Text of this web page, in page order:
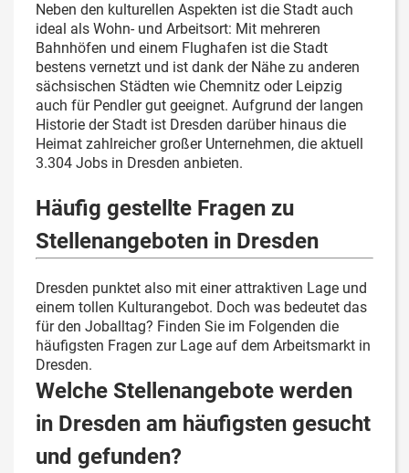
Neben den kulturellen Aspekten ist die Stadt auch
ideal als Wohn- und Arbeitsort: Mit mehreren
Bahnhöfen und einem Flughafen ist die Stadt
bestens vernetzt und ist dank der Nähe zu anderen
sächsischen Städten wie Chemnitz oder Leipzig
auch für Pendler gut geeignet. Aufgrund der langen
Historie der Stadt ist Dresden darüber hinaus die
Heimat zahlreicher großer Unternehmen, die aktuell
3.304 Jobs in Dresden anbieten.
Häufig gestellte Fragen zu
Stellenangeboten in Dresden
Dresden punktet also mit einer attraktiven Lage und
einem tollen Kulturangebot. Doch was bedeutet das
für den Joballtag? Finden Sie im Folgenden die
häufigsten Fragen zur Lage auf dem Arbeitsmarkt in
Dresden.
Welche Stellenangebote werden
in Dresden am häufigsten gesucht
und gefunden?